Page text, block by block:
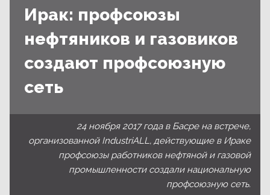
Ирак: профсоюзы
нефтяников и газовиков
создают профсоюзную
сеть
24 ноября 2017 года в Басре на встрече,
организованной IndustriALL, действующие в Ираке
профсоюзы работников нефтяной и газовой
промышленности создали национальную
профсоюзную сеть.